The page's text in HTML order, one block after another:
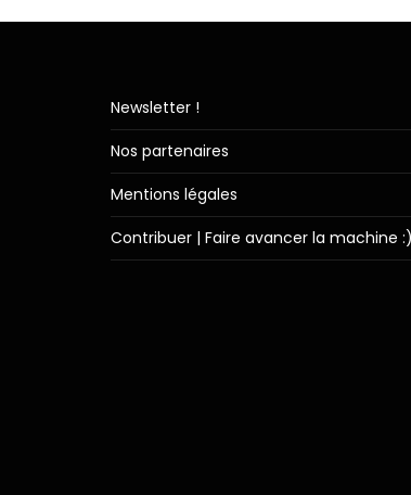
Newsletter !
Nos partenaires
Mentions légales
Contribuer | Faire avancer la machine :)